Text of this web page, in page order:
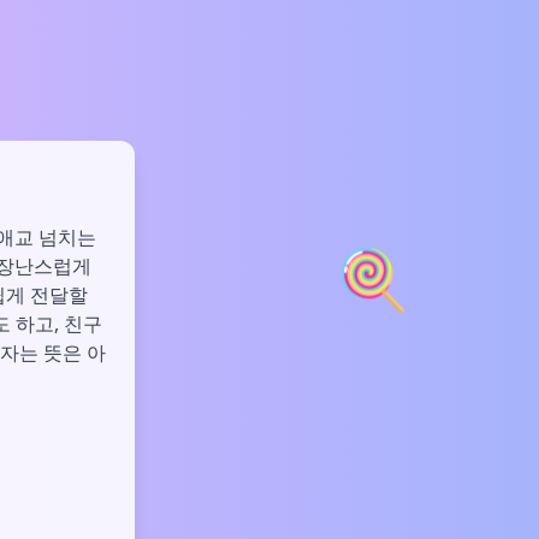
🍭
교 넘치는
난스럽게
전달할
하고, 친구
는 뜻은 아